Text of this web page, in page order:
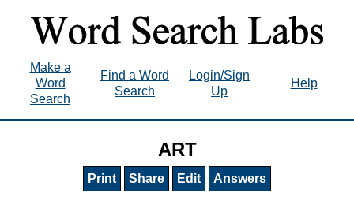
Make a
Word
Search
Find a Word
Search
Login/Sign
Up
Help
ART
Print Share Edit Answers